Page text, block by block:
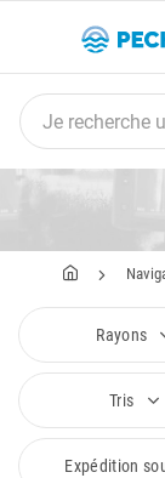
Rayons
Tris
Expédition